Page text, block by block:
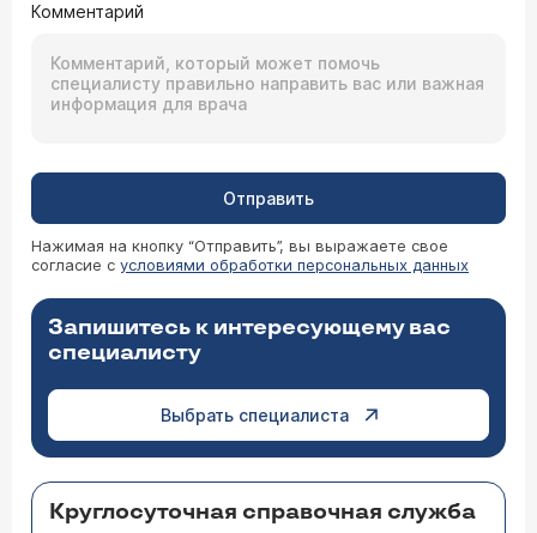
Комментарий
Отправить
Нажимая на кнопку “Отправить”, вы выражаете свое
согласие с условиями обработки персональных данных
Запишитесь к интересующему вас
специалисту
Выбрать специалиста
Круглосуточная справочная служба